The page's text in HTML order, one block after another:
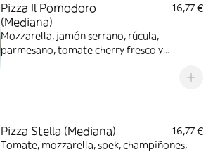
Pizza Il Pomodoro
(Mediana)
16,77 €
Mozzarella, jamón serrano, rúcula,
parmesano, tomate cherry fresco y
Pizza Stella (Mediana)
16,77 €
Tomate, mozzarella, spek, champiñones,